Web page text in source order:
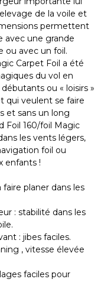
de la voile et
permettent
avec une grande
ou avec un foil.
Carpet Foil a été
du vol en
ou « loisirs »
qui veulent se faire
et sans un long
Foil 160/foil Magic
les vents légers,
foil ou
enfants !
planer dans les
: stabilité dans les
: jibes faciles.
, vitesse élevée
faciles pour